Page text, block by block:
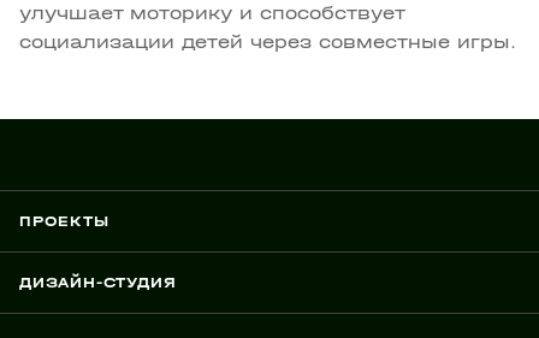
улучшает моторику и способствует
социализации детей через совместные игры.
ПРОЕКТЫ
ДИЗАЙН-СТУДИЯ